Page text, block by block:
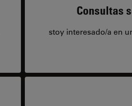
Consultas
stoy interesado/a en